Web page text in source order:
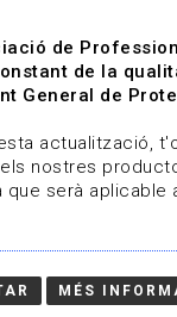
Qui som
de
de la
General de
actualització,
nostres
que serà aplicable
MÉS